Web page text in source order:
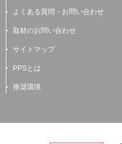
よくある質問・お問い合わせ
取材のお問い合わせ
サイトマップ
PPSとは
推奨環境